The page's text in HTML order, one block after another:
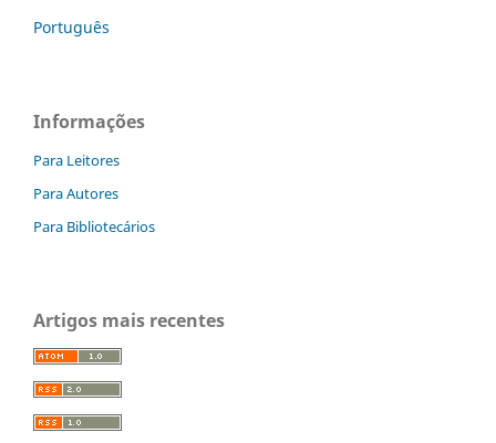
Português
Informações
Para Leitores
Para Autores
Para Bibliotecários
Artigos mais recentes